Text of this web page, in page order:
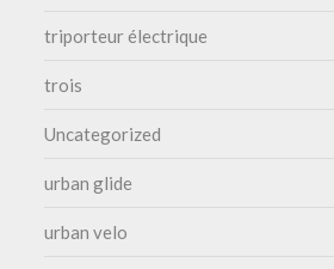
triporteur électrique
trois
Uncategorized
urban glide
urban velo